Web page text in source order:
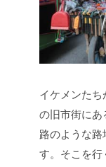
イケメンた
の旧市街にあ
路のような路
す。そこを行